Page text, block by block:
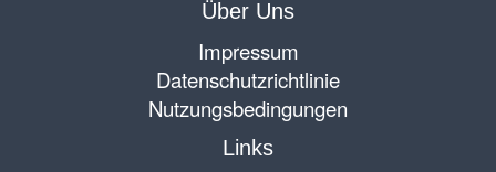
Über Uns
Impressum
Datenschutzrichtlinie
Nutzungsbedingungen
Links